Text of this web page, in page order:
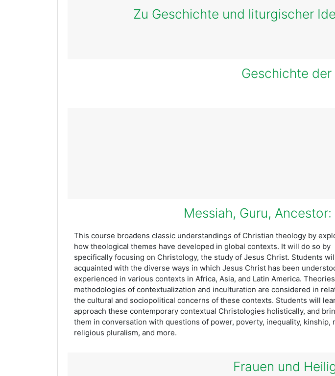
Zu Geschichte und liturgischer
Geschichte
This course broadens classic understandings of Christian theology by
how theological themes have developed in global contexts. It will do so by
specifically focusing on Christology, the study of Jesus Christ. Students
acquainted with the diverse ways in which Jesus Christ has been
experienced in various contexts in Africa, Asia, and Latin America.
methodologies of contextualization and inculturation are considered in
the cultural and sociopolitical concerns of these contexts. Students will
approach these contemporary contextual Christologies holistically, and
them in conversation with questions of power, poverty, inequality, kinship,
religious pluralism, and more.